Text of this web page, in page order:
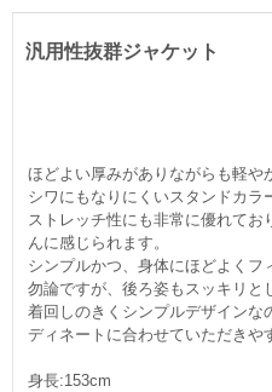
汎用性抜群ジャケット
ほどよい厚みがありながらも軽や
シワにもなりにくいスタンドカラ
ストレッチ性にも非常に優れてお
んに感じられます。
シンプルかつ、身体にほどよくフ
勿論ですが、後ろ姿もスッキリと
着回しのきくシンプルデザインな
ディネートに合わせていただきや
身長:153cm